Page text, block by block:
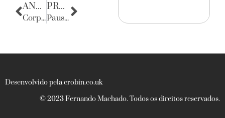
ANTERIOR
Corpo Consular
PRÓXIMA
Pausa poética
Desenvolvido pela crobin.co.uk
© 2023 Fernando Machado. Todos os direitos reservados.